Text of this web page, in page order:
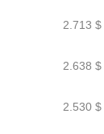
2.713 $
2.638 $
2.530 $